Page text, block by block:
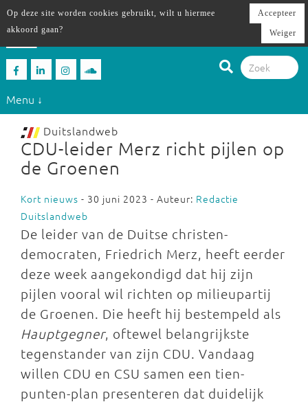
Menu ↓
Duitslandweb
CDU-leider Merz richt pijlen op
de Groenen
Kort nieuws - 30 juni 2023 - Auteur: Redactie
Duitslandweb
De leider van de Duitse christen-
democraten, Friedrich Merz, heeft eerder
deze week aangekondigd dat hij zijn
pijlen vooral wil richten op milieupartij
de Groenen. Die heeft hij bestempeld als
Hauptgegner, oftewel belangrijkste
tegenstander van zijn CDU. Vandaag
willen CDU en CSU samen een tien-
punten-plan presenteren dat duidelijk
Op deze site worden cookies gebruikt, wilt u hiermee
akkoord gaan?
Accepteer
Weiger